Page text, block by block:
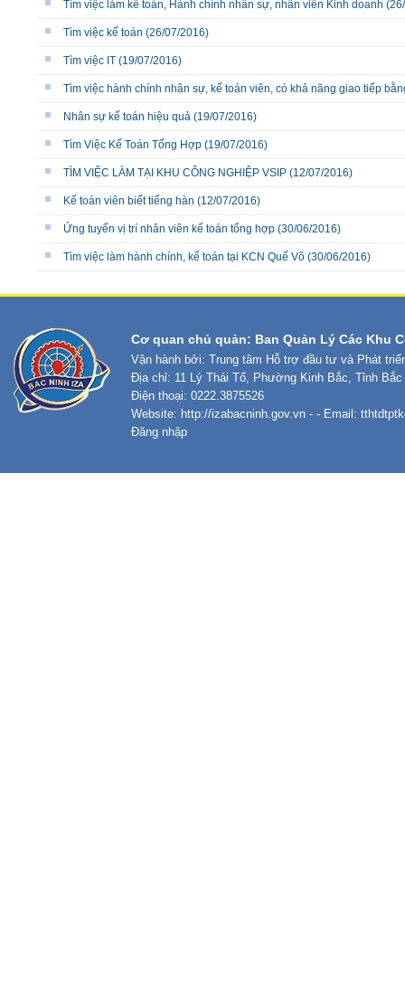
Tìm việc làm kế toán, Hành chính nhân sự, nhân viên Kinh doanh
Tìm việc kế toán (26/07/2016)
Tìm việc IT (19/07/2016)
Tìm việc hành chính nhân sự, kế toán viên, có khả năng giao tiếp
Nhân sự kế toán hiệu quả (19/07/2016)
Tìm Việc Kế Toán Tổng Hợp (19/07/2016)
TÌM VIỆC LÀM TẠI KHU CÔNG NGHIỆP VSIP (12/07/2016)
Kế toán viên biết tiếng hàn (12/07/2016)
Ứng tuyển vị trí nhân viên kế toán tổng hợp (30/06/2016)
Tìm việc làm hành chính, kế toán tại KCN Quế Võ (30/06/2016)
Cơ quan chủ quản: Ban Quản Lý Các Khu
Vận hành bởi: Trung tâm Hỗ trợ đầu tư và Phát
Địa chỉ: 11 Lý Thái Tổ, Phường Kinh Bắc, Tỉnh Bắc
Điện thoại: 0222.3875526
Website: http://izabacninh.gov.vn - - Email:
Đăng nhập